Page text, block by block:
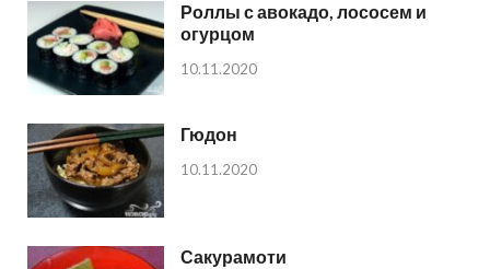
Роллы с авокадо, лососем и
огурцом
10.11.2020
Гюдон
10.11.2020
Сакурамоти